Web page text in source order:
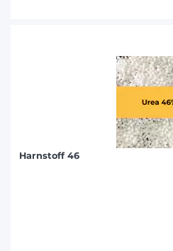
Harnstoff 46